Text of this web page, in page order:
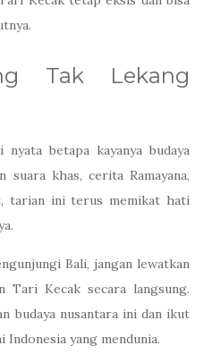
Tak Lekang
betapa kayanya budaya
suara khas, cerita Ramayana,
tarian ini terus memikat hati
Bali, jangan lewatkan
Tari Kecak secara langsung.
budaya nusantara ini dan ikut
Indonesia yang mendunia.